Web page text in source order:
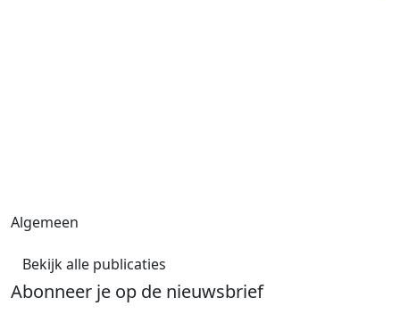
Algemeen
Bekijk alle publicaties
Abonneer je op de nieuwsbrief